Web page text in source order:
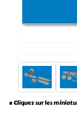
* Cliquez sur les